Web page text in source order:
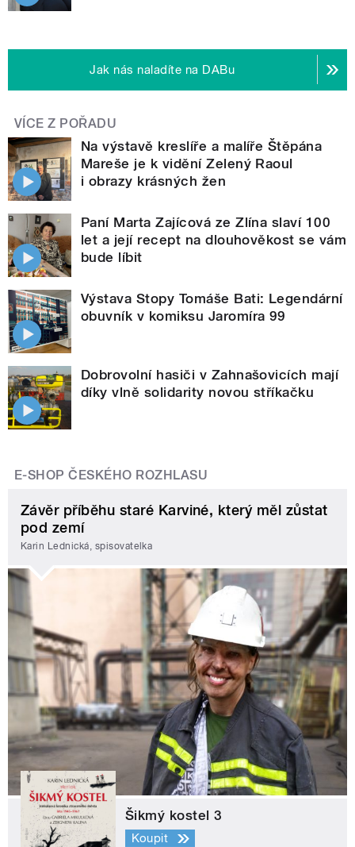
Jak nás naladíte na DABu
VÍCE Z POŘADU
Na výstavě kreslíře a malíře Štěpána
Mareše je k vidění Zelený Raoul
i obrazy krásných žen
Paní Marta Zajícová ze Zlína slaví 100
let a její recept na dlouhověkost se vám
bude líbit
Výstava Stopy Tomáše Bati: Legendární
obuvník v komiksu Jaromíra 99
Dobrovolní hasiči v Zahnašovicích mají
díky vlně solidarity novou stříkačku
E-SHOP ČESKÉHO ROZHLASU
Závěr příběhu staré Karviné, který měl zůstat
pod zemí
Karin Lednická, spisovatelka
Šikmý kostel 3
Koupit